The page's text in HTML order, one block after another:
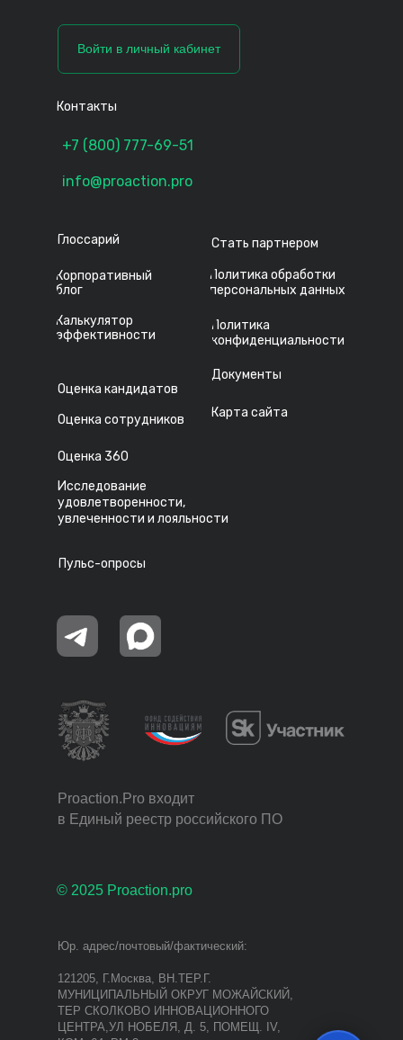
© 2025 Proaction.pro
Войти в личный кабинет
Оценка кандидатов
Политика
конфиденциальности
Документы
Карта сайта
Оценка сотрудников
Стать партнером
Оценка 360
Исследование
удовлетворенности,
увлеченности и лояльности
Пульс-опросы
Корпоративный
блог
Калькулятор
эффективности
+7 (800) 777-69-51
info@proaction.pro
Политика обработки
персональных данных
Proaction.Pro входит
в Единый реестр российского ПО
Юр. адрес/почтовый/фактический:
121205, Г.Москва, ВН.ТЕР.Г.
МУНИЦИПАЛЬНЫЙ ОКРУГ МОЖАЙСКИЙ,
ТЕР СКОЛКОВО ИННОВАЦИОННОГО
ЦЕНТРА,УЛ НОБЕЛЯ, Д. 5, ПОМЕЩ. IV,
Глоссарий
Контакты